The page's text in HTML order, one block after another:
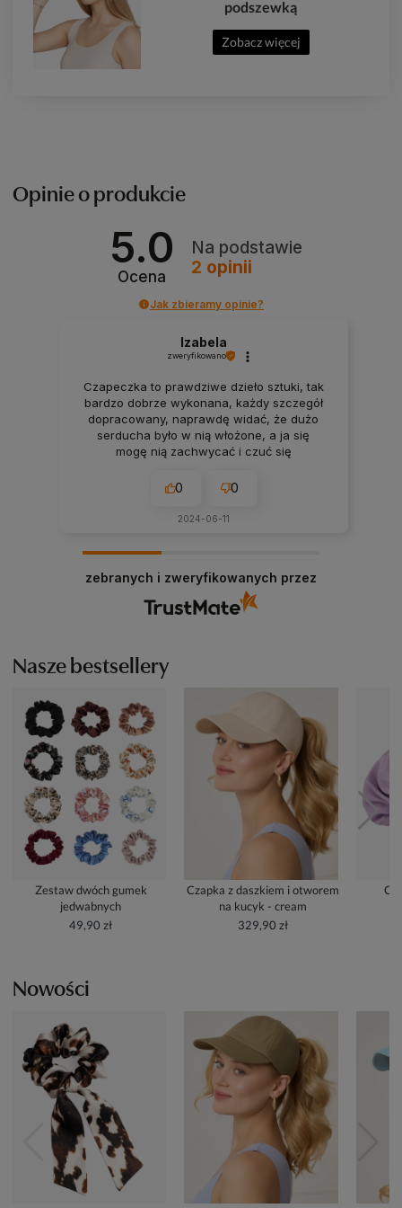
podszewką
Zobacz więcej
Opinie o produkcie
5.0
Ocena
Na podstawie
2 opinii
Jak zbieramy opinie?
Izabela
zweryfikowano
Czapeczka to prawdziwe dzieło sztuki, tak
bardzo dobrze wykonana, każdy szczegół
dopracowany, naprawdę widać, że dużo
serducha było w nią włożone, a ja się
mogę nią zachwycać i czuć się
0 0
2024-06-11
zebranych i zweryfikowanych przez
Nasze bestsellery
Zestaw dwóch gumek
jedwabnych
49,90 zł
Czapka z daszkiem i otworem
na kucyk - cream
329,90 zł
Nowości